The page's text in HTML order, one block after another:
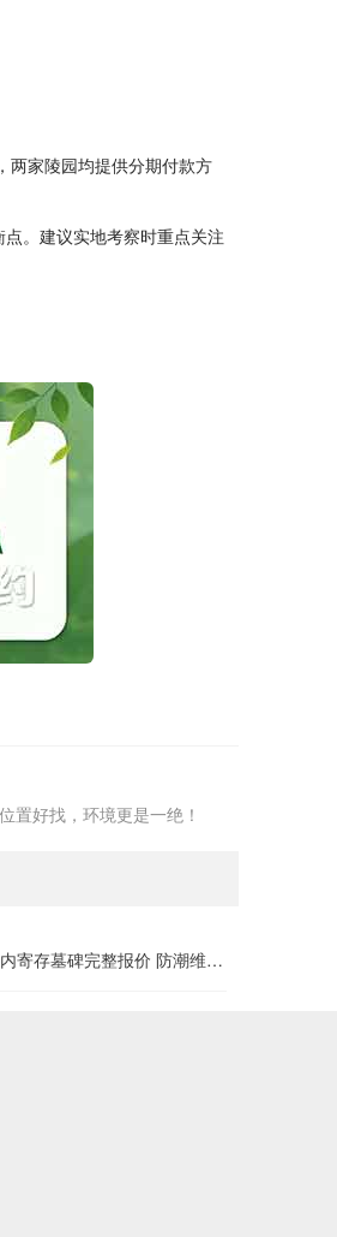
两家陵园均提供分期付款方
。建议实地考察时重点关注
置好找，环境更是一绝！
寄存墓碑完整报价 防潮维保